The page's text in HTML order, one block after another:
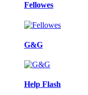
Fellowes
G&G
Help Flash